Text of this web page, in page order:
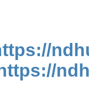
https://